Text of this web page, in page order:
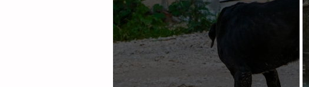
Grupo Financiero Continental